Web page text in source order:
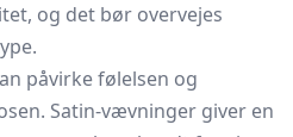
og det bør overvejes
påvirke følelsen og
Satin-vævninger giver en